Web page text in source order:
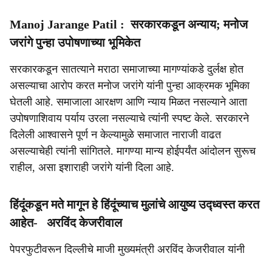
Manoj Jarange Patil : सरकारकडून अन्याय; मनोज
जरांगे पुन्हा उपोषणाच्या भूमिकेत
सरकारकडून सातत्याने मराठा समाजाच्या मागण्यांकडे दुर्लक्ष होत
असल्याचा आरोप करत मनोज जरांगे यांनी पुन्हा आक्रमक भूमिका
घेतली आहे. समाजाला आरक्षण आणि न्याय मिळत नसल्याने आता
उपोषणाशिवाय पर्याय उरला नसल्याचे त्यांनी स्पष्ट केले. सरकारने
दिलेली आश्वासने पूर्ण न केल्यामुळे समाजात नाराजी वाढत
असल्याचेही त्यांनी सांगितले. मागण्या मान्य होईपर्यंत आंदोलन सुरूच
राहील, असा इशाराही जरांगे यांनी दिला आहे.
हिंदूंकडून मते मागून हे हिंदूंच्याच मुलांचे आयुष्य उद्ध्वस्त करत
आहेत- अरविंद केजरीवाल
पेपरफुटीवरून दिल्लीचे माजी मुख्यमंत्री अरविंद केजरीवाल यांनी